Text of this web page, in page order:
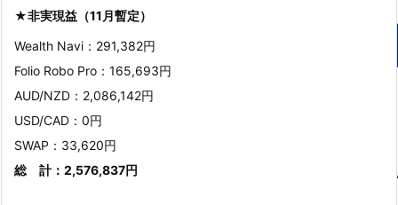
★非実現益（11月暫定）
Wealth Navi：291,382円
Folio Robo Pro：165,693円
AUD/NZD：2,086,142円
USD/CAD：0円
SWAP：33,620円
総 計：2,576,837円